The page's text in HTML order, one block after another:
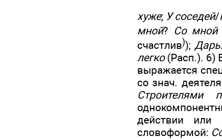
хуже; У соседей/
мной? Со мной
счастлив));
легко(Расп.). 6)
выражается
со знач.
Строителями
действии или
словоформой: